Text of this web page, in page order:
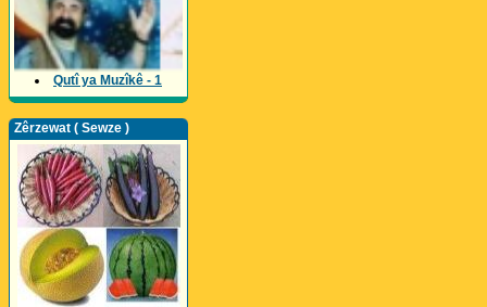
Qutî ya Muzîkê - 1
Zêrzewat ( Sewze )